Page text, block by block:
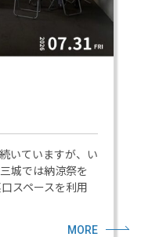
いていますが、い
城では納涼祭を
スペースを利用
MORE